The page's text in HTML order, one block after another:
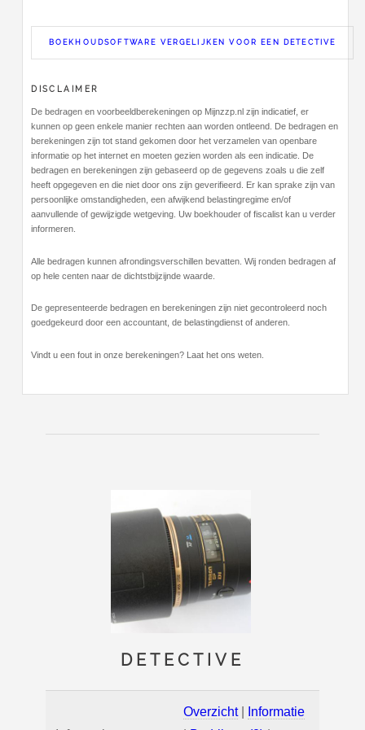
BOEKHOUDSOFTWARE VERGELIJKEN VOOR EEN DETECTIVE
DISCLAIMER
De bedragen en voorbeeldberekeningen op Mijnzzp.nl zijn indicatief, er
kunnen op geen enkele manier rechten aan worden ontleend. De bedragen en
berekeningen zijn tot stand gekomen door het verzamelen van openbare
informatie op het internet en moeten gezien worden als een indicatie. De
bedragen en berekeningen zijn gebaseerd op de gegevens zoals u die zelf
heeft opgegeven en die niet door ons zijn geverifieerd. Er kan sprake zijn van
persoonlijke omstandigheden, een afwijkend belastingregime en/of
aanvullende of gewijzigde wetgeving. Uw boekhouder of fiscalist kan u verder
informeren.
Alle bedragen kunnen afrondingsverschillen bevatten. Wij ronden bedragen af
op hele centen naar de dichtstbijzijnde waarde.
De gepresenteerde bedragen en berekeningen zijn niet gecontroleerd noch
goedgekeurd door een accountant, de belastingdienst of anderen.
Vindt u een fout in onze berekeningen? Laat het ons weten.
DETECTIVE
Overzicht|
Informatie